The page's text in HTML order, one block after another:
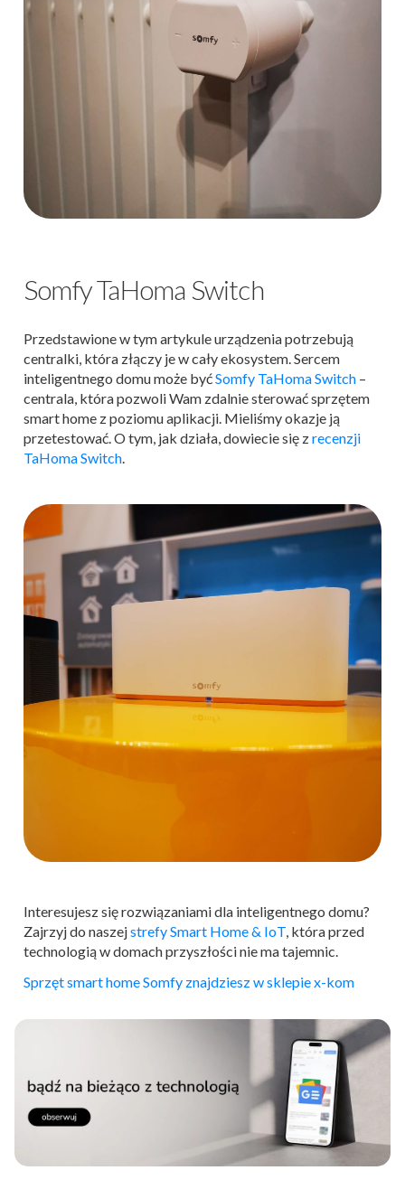
Somfy TaHoma Switch
Przedstawione w tym artykule urządzenia potrzebują
centralki, która złączy je w cały ekosystem. Sercem
inteligentnego domu może byćSomfy TaHoma Switch –
centrala, która pozwoli Wam zdalnie sterować sprzętem
smart home z poziomu aplikacji. Mieliśmy okazje ją
przetestować. O tym, jak działa, dowiecie się zrecenzji
TaHoma Switch.
Interesujesz się rozwiązaniami dla inteligentnego domu?
Zajrzyj do naszejstrefy Smart Home & IoT, która przed
technologią w domach przyszłości nie ma tajemnic.
Sprzęt smart home Somfy znajdziesz w sklepie x-kom